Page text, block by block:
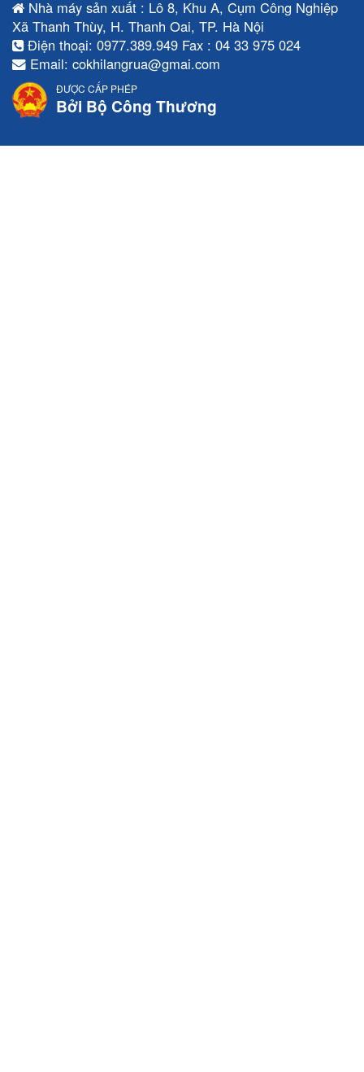
Nhà máy sản xuất : Lô 8, Khu A, Cụm Công Nghiệp
Xã Thanh Thùy, H. Thanh Oai, TP. Hà Nội
Điện thoại: 0977.389.949 Fax : 04 33 975 024
Email: cokhilangrua@gmai.com
ĐƯỢC CẤP PHÉP
Bởi Bộ Công Thương